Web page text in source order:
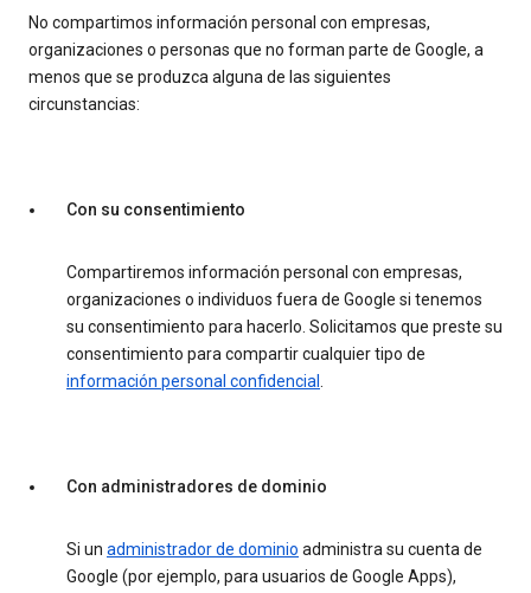
No compartimos información personal con empresas,
organizaciones o personas que no forman parte de Google, a
menos que se produzca alguna de las siguientes
circunstancias:
Con su consentimiento
Compartiremos información personal con empresas,
organizaciones o individuos fuera de Google si tenemos
su consentimiento para hacerlo. Solicitamos que preste su
consentimiento para compartir cualquier tipo de
información personal confidencial.
Con administradores de dominio
Si un administrador de dominio administra su cuenta de
Google (por ejemplo, para usuarios de Google Apps),